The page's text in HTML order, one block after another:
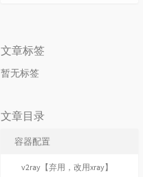
文章标签
暂无标签
文章目录
容器配置
v2ray【弃用，改用xray】